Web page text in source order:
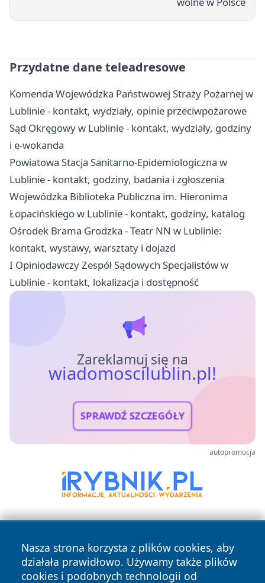
Przydatne dane teleadresowe
Komenda Wojewódzka Państwowej Straży Pożarnej w
Lublinie - kontakt, wydziały, opinie przeciwpożarowe
Sąd Okręgowy w Lublinie - kontakt, wydziały, godziny
i e-wokanda
Powiatowa Stacja Sanitarno-Epidemiologiczna w
Lublinie - kontakt, godziny, badania i zgłoszenia
Wojewódzka Biblioteka Publiczna im. Hieronima
Łopacińskiego w Lublinie - kontakt, godziny, katalog
Ośrodek Brama Grodzka - Teatr NN w Lublinie:
kontakt, wystawy, warsztaty i dojazd
I Opiniodawczy Zespół Sądowych Specjalistów w
Lublinie - kontakt, lokalizacja i dostępność
Zareklamuj się na
wiadomoscilublin.pl!
SPRAWDŹ SZCZEGÓŁY
autopromocja
Nasza strona korzysta z plików cookies, aby
działała prawidłowo. Używamy także plików
cookies i podobnych technologii od